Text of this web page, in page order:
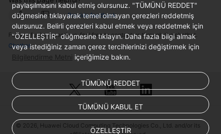
Permissions Provide feedback
For any further questions, feel free to contact us through the chatbot.
Chatbot
paylaşılmasını kabul etmiş olursunuz. "TÜMÜNÜ REDDET"
düğmesine tıklayarak temel olmayan çerezleri reddetmiş
olursunuz. Belirli çerezleri kabul etmek veya reddetmek için
"ÖZELLEŞTİR" düğmesine tıklayın. Daha fazla bilgi almak
veya istediğiniz zaman çerez tercihlerinizi değiştirmek için
Bilgilendirme Metni içeriğimize bakın.
TÜMÜNÜ REDDET
TÜMÜNÜ KABUL ET
ÖZELLEŞTİR
© 2026, Huawei Cloud Computing Technologies Co., Ltd. and/or its